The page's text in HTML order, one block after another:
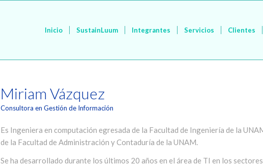
Inicio SustainLuum Integrantes Servicios Clientes
Miriam Vázquez
Consultora en Gestión de Información
Es Ingeniera en computación egresada de la Facultad de Ingeniería de la
de la Facultad de Administración y Contaduría de la UNAM.
Se ha desarrollado durante los últimos 20 años en el área de TI en los